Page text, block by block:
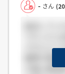
- さん
されたよ
謝罪の電
き誠心誠